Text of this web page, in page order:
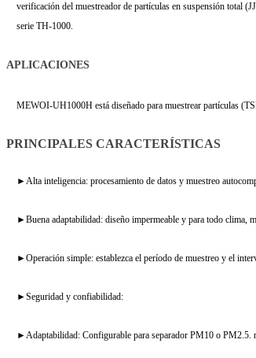
verificación del muestreador de partículas en suspensión total
serie TH-1000.
APLICACIONES
MEWOI-UH1000H está diseñado para muestrear partículas
PRINCIPALES CARACTERÍSTICAS
►Alta inteligencia: procesamiento de datos y muestreo
►Buena adaptabilidad: diseño impermeable y para todo clima,
►Operación simple: establezca el período de muestreo y el
►Seguridad y confiabilidad:
►Adaptabilidad: Configurable para separador PM10 o PM2.5.